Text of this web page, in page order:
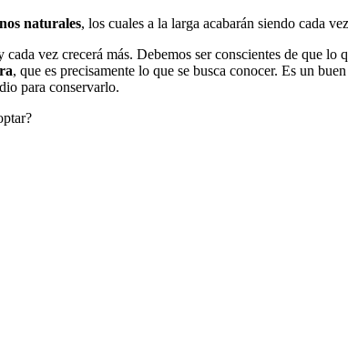
naturales, los cuales a la larga acabarán siendo cada
cada vez crecerá más. Debemos ser conscientes de que lo
, que es precisamente lo que se busca conocer. Es un
para conservarlo.